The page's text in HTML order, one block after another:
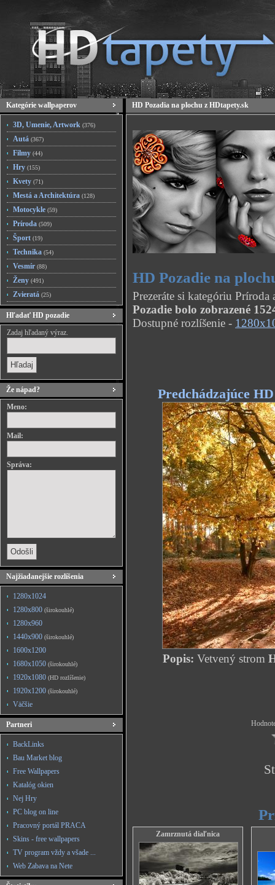
Kategórie wallpaperov
3D, Umenie, Artwork (376)
Autá (367)
Filmy (44)
Hry (155)
Kvety (71)
Mestá a Architektúra (128)
Motocykle (59)
Príroda (509)
Šport (19)
Technika (54)
Vesmír (88)
Ženy (491)
Zvieratá (25)
Hľadať HD pozadie
Zadaj hľadaný výraz.
Že nápad?
Meno:
Mail:
Správa:
Najžiadanejšie rozlíšenia
1280x1024
1280x800 (širokouhlé)
1280x960
1440x900 (širokouhlé)
1600x1200
1680x1050 (širokouhlé)
1920x1080 (HD rozlíšenie)
1920x1200 (širokouhlé)
Väčšie
Partneri
BackLinks
Bau Market blog
Free Wallpapers
Katalóg okien
Nej Hry
PC blog on line
Pracovný portál PRACA
Skins - free wallpapers
TV program vždy a všade ...
Web Zabava na Nete
HD Pozadia na plochu z HDtapety.sk
HD Pozadie na
Prezeráte si kategóriu
Pozadie bolo zobrazené
Dostupné rozlíšenie -
Predchádzajúce
Popis: Vetvený strom
Zamrznutá diaľnica